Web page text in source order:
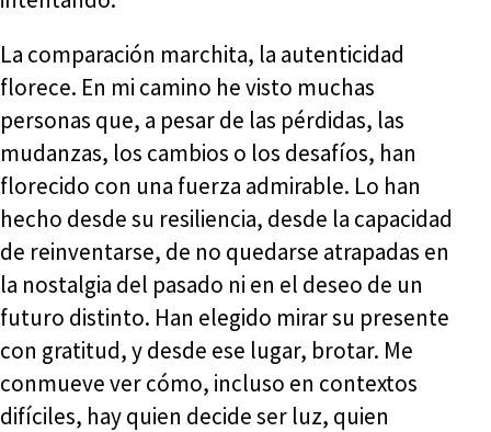
La comparación marchita, la autenticidad
florece. En mi camino he visto muchas
personas que, a pesar de las pérdidas, las
mudanzas, los cambios o los desafíos, han
florecido con una fuerza admirable. Lo han
hecho desde su resiliencia, desde la capacidad
de reinventarse, de no quedarse atrapadas en
la nostalgia del pasado ni en el deseo de un
futuro distinto. Han elegido mirar su presente
con gratitud, y desde ese lugar, brotar. Me
conmueve ver cómo, incluso en contextos
difíciles, hay quien decide ser luz, quien